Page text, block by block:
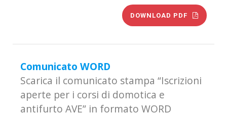
DOWNLOAD PDF
Comunicato WORD
Scarica il comunicato stampa “Iscrizioni
aperte per i corsi di domotica e
antifurto AVE” in formato WORD